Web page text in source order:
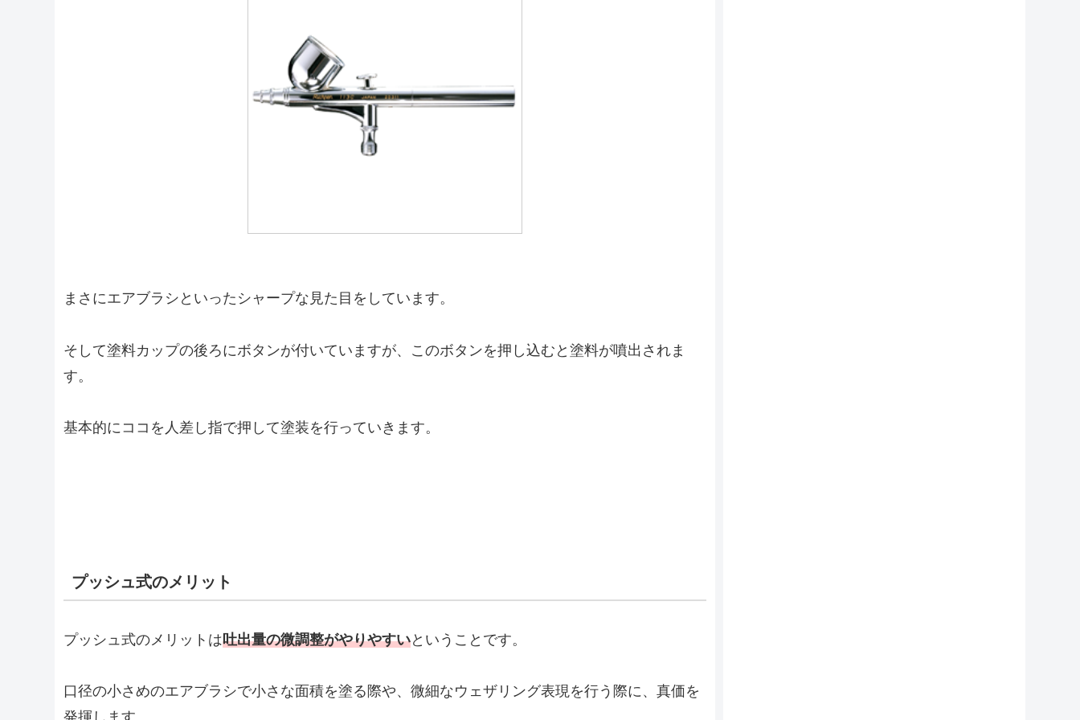
まさにエアブラシといったシャープな見た目をしています。
そして塗料カップの後ろにボタンが付いていますが、このボタンを押し込むと塗料が噴出されま
す。
基本的にココを人差し指で押して塗装を行っていきます。
プッシュ式のメリット
プッシュ式のメリットは吐出量の微調整がやりやすいということです。
口径の小さめのエアブラシで小さな面積を塗る際や、微細なウェザリング表現を行う際に、真価を